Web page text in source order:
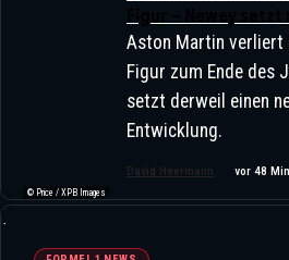
Nachhaltigkeitskämpfer
Das Formel-1-Reglement
© Price / XPB Images
Aston Martin verliert
Figur zum Ende des
setzt derweil einen
Entwicklung.
David Heermann vor 48